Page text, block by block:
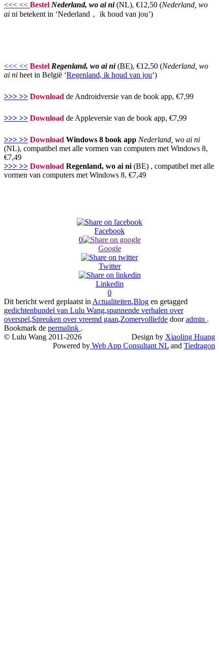
<<< << Bestel Nederland, wo ai ni(NL), €12,50 (Nederland, wo
ai ni betekent in ‘Nederland， ik houd van jou’)
<<< << Bestel Regenland, wo ai ni(BE), €12,50 (Nederland, wo
ai ni heet in België ‘Regenland, ik houd van jou‘)
>>> >> Download de Androidversie van de book app, €7,99
>>> >> Download de Appleversie van de book app, €7,99
>>> >> Download Windows 8 book app Nederland, wo ai ni
(NL), compatibel met alle vormen van computers met Windows 8,
€7,49
>>> >> Download Regenland, wo ai ni (BE) , compatibel met alle
vormen van computers met Windows 8, €7,49
Facebook
0
Google
Twitter
Linkedin
0
Dit bericht werd geplaatst in Actualiteiten,Blog en getagged
gedichtenbundel van Lulu Wang,spannende verhalen over
overspel,Spreuken over vreemd gaan,Zomervolliefde dooradmin .
Bookmark de permalink .
© Lulu Wang 2011-2026
Design by Xiaoling Huang
Powered by Web App Consultant NL and Tiedragon